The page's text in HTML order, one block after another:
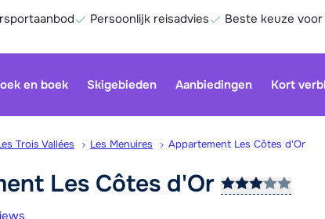
Persoonlijk reisadvies Beste keuze
en boek Skigebieden Aanbiedingen Kort
Trois Vallées Les Menuires Appartement Les Côtes d'Or
Les Côtes d'Or